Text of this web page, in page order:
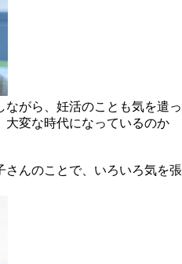
がら、妊活のことも気を遣っ
大変な時代になっているのか
さんのことで、いろいろ気を張